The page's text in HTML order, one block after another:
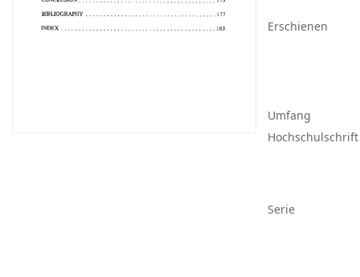
Erschienen
Umfang
Hochschulschrift
Serie